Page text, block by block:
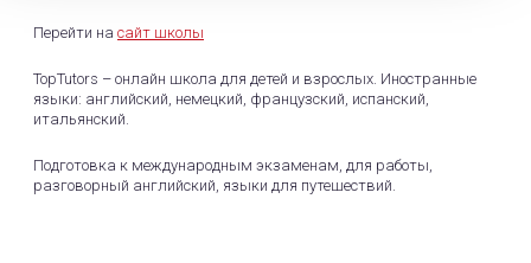
Перейти на сайт школы
TopTutors – онлайн школа для детей и взрослых. Иностранные
языки: английский, немецкий, французский, испанский,
итальянский.
Подготовка к международным экзаменам, для работы,
разговорный английский, языки для путешествий.